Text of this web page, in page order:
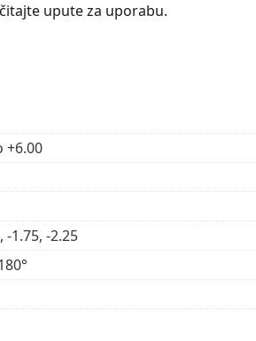
upute za uporabu.
+6.00
-1.75, -2.25